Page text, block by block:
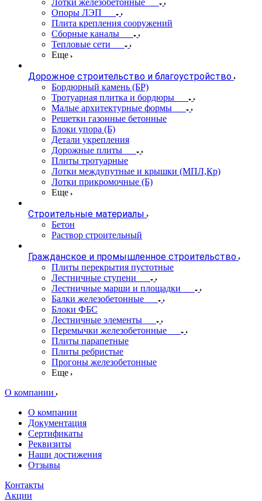
Лотки железобетонные
Опоры ЛЭП
Плита крепления сооружений
Сборные каналы
Тепловые сети
Еще
Дорожное строительство и благоустройство
Бордюрный камень (БР)
Тротуарная плитка и бордюры
Малые архитектурные формы
Решетки газонные бетонные
Блоки упора (Б)
Детали укрепления
Дорожные плиты
Плиты тротуарные
Лотки междупутные и крышки (МПЛ,Кр)
Лотки прикромочные (Б)
Еще
Строительные материалы
Бетон
Раствор строительный
Гражданское и промышленное строительство
Плиты перекрытия пустотные
Лестничные ступени
Лестничные марши и площадки
Балки железобетонные
Блоки ФБС
Лестничные элементы
Перемычки железобетонные
Плиты парапетные
Плиты ребристые
Прогоны железобетонные
Еще
О компании
О компании
Документация
Сертификаты
Реквизиты
Наши достижения
Отзывы
Контакты
Акции